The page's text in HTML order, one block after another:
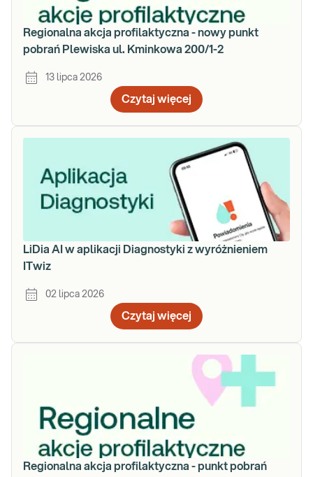
Regionalna akcja profilaktyczna - nowy punkt
pobrań Plewiska ul. Kminkowa 200/1-2
13 lipca 2026
Czytaj więcej
LiDia AI w aplikacji Diagnostyki z wyróżnieniem
ITwiz
02 lipca 2026
Czytaj więcej
Regionalna akcja profilaktyczna - punkt pobrań